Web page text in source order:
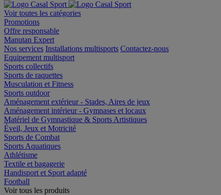
Voir toutes les catégories
Promotions
Offre responsable
Manutan Expert
Nos services Installations multisports Contactez-nous
Equipement multisport
Sports collectifs
Sports de raquettes
Musculation et Fitness
Sports outdoor
Aménagement extérieur - Stades, Aires de jeux
Aménagement intérieur - Gymnases et locaux
Matériel de Gymnastique & Sports Artistiques
Éveil, Jeux et Motricité
Sports de Combat
Sports Aquatiques
Athlétisme
Textile et bagagerie
Handisport et Sport adapté
Football
Voir tous les produits